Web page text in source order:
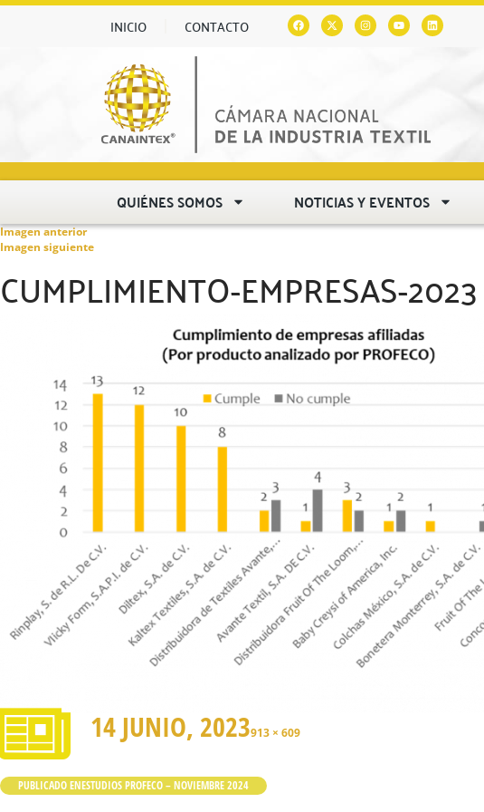
INICIO CONTACTO
QUIÉNES SOMOS NOTICIAS Y EVENTOS
Imagen anterior
Imagen siguiente
CUMPLIMIENTO-EMPRESAS-2023
14 JUNIO, 2023913 × 609
PUBLICADO ENESTUDIOS PROFECO – NOVIEMBRE 2024